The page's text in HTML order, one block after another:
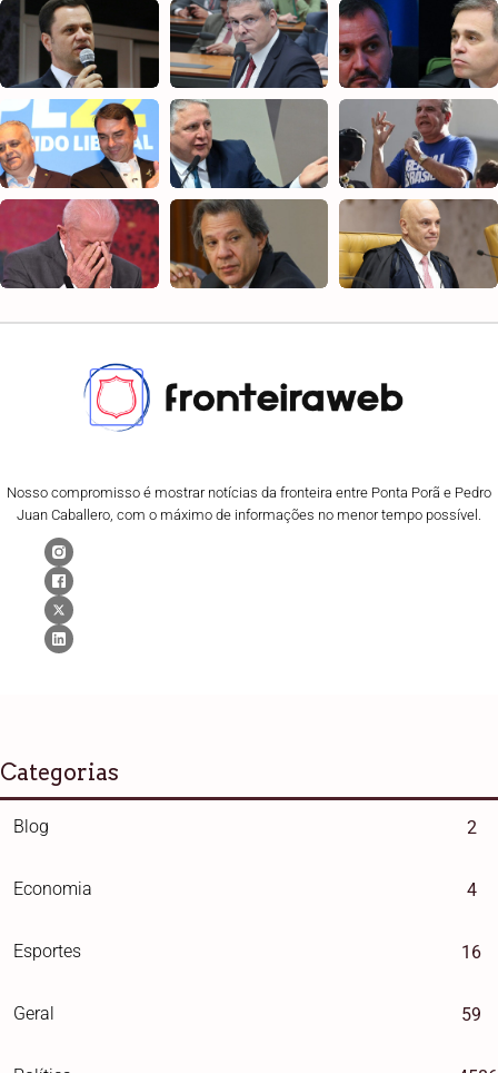
Nosso compromisso é mostrar notícias da fronteira entre Ponta Porã e Pedro
Juan Caballero, com o máximo de informações no menor tempo possível.
Categorias
Blog 2
Economia 4
Esportes 16
Geral 59